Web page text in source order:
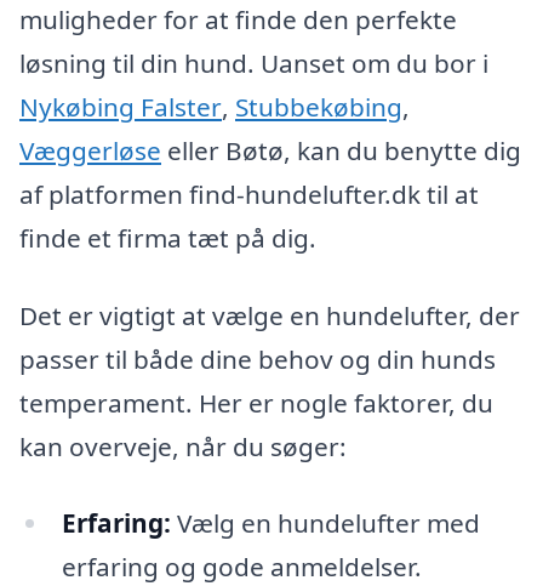
muligheder for at finde den perfekte
løsning til din hund. Uanset om du bor i
Nykøbing Falster, Stubbekøbing,
Væggerløse eller Bøtø, kan du benytte dig
af platformen find-hundelufter.dk til at
finde et firma tæt på dig.
Det er vigtigt at vælge en hundelufter, der
passer til både dine behov og din hunds
temperament. Her er nogle faktorer, du
kan overveje, når du søger:
Erfaring: Vælg en hundelufter med
erfaring og gode anmeldelser.